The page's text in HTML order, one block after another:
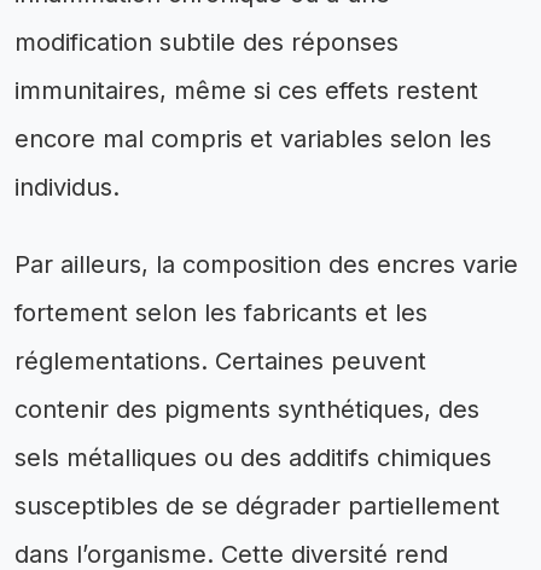
modification subtile des réponses
immunitaires, même si ces effets restent
encore mal compris et variables selon les
individus.
Par ailleurs, la composition des encres varie
fortement selon les fabricants et les
réglementations. Certaines peuvent
contenir des pigments synthétiques, des
sels métalliques ou des additifs chimiques
susceptibles de se dégrader partiellement
dans l’organisme. Cette diversité rend